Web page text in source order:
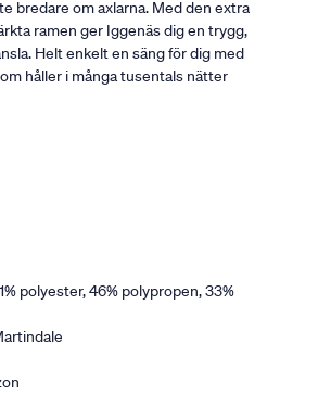
bredare om axlarna. Med den extra
ramen ger Iggenäs dig en trygg,
Helt enkelt en säng för dig med
håller i många tusentals nätter
polyester, 46% polypropen, 33%